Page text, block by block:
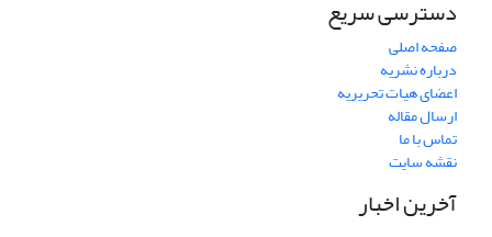
دسترسی سریع
صفحه اصلی
درباره نشریه
اعضای هیات تحریریه
ارسال مقاله
تماس با ما
نقشه سایت
آخرین اخبار